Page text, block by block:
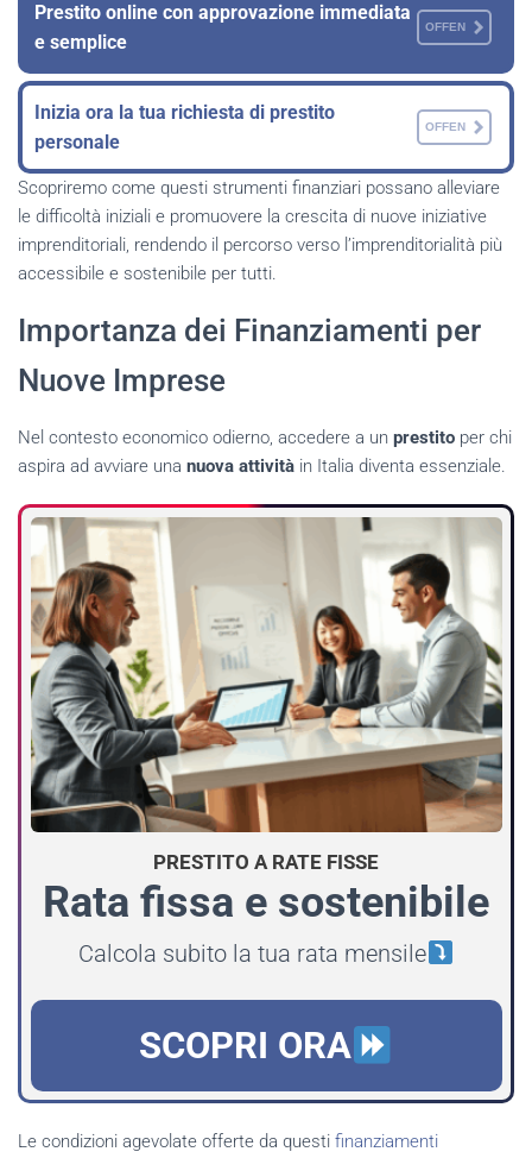
Prestito online con approvazione immediata
e semplice
OFFEN
Inizia ora la tua richiesta di prestito
personale
OFFEN
Scopriremo come questi strumenti finanziari possano alleviare
le difficoltà iniziali e promuovere la crescita di nuove iniziative
imprenditoriali, rendendo il percorso verso l’imprenditorialità più
accessibile e sostenibile per tutti.
Importanza dei Finanziamenti per
Nuove Imprese
Nel contesto economico odierno, accedere a un prestito per chi
aspira ad avviare una nuova attività in Italia diventa essenziale.
PRESTITO A RATE FISSE
Rata fissa e sostenibile
Calcola subito la tua rata mensile
SCOPRI ORA
Le condizioni agevolate offerte da questi finanziamenti